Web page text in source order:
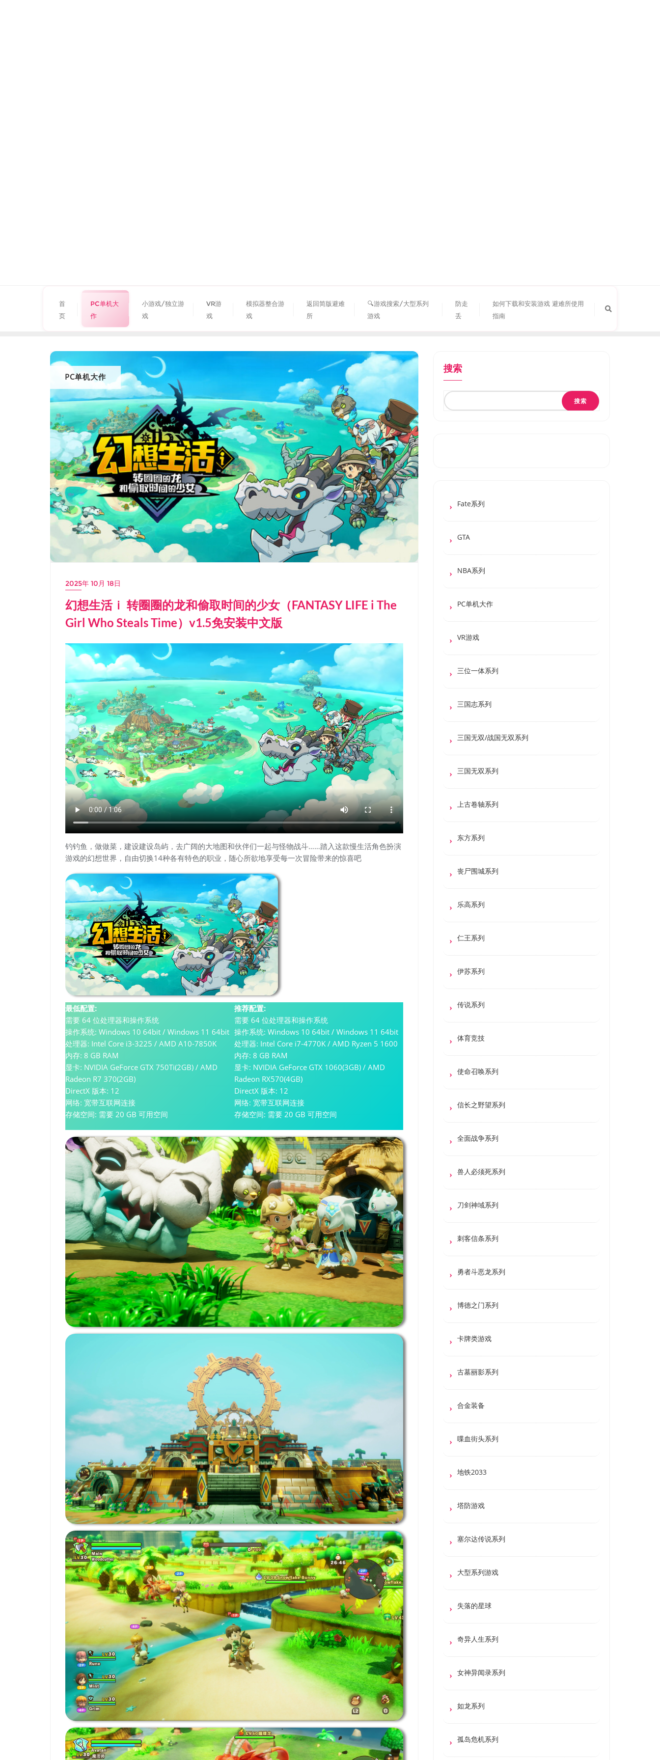
首
页
PC单机大
作
小游戏/独立游
戏
VR游
戏
模拟器整合游
戏
返回简版避难
所
🔍游戏搜索/大型系列
游戏
防走
丢
如何下载和安装游戏 避难所使用
指南
PC单机大作
2025年 10月 18日
幻想生活ｉ 转圈圈的龙和偷取时间的少女（FANTASY LIFE i The
Girl Who Steals Time）v1.5免安装中文版
钓钓鱼，做做菜，建设建设岛屿，去广阔的大地图和伙伴们一起与怪物战斗……踏入这款慢生活角色扮演
游戏的幻想世界，自由切换14种各有特色的职业，随心所欲地享受每一次冒险带来的惊喜吧
最低配置:
需要 64 位处理器和操作系统
操作系统: Windows 10 64bit / Windows 11 64bit
处理器: Intel Core i3-3225 / AMD A10-7850K
内存: 8 GB RAM
显卡: NVIDIA GeForce GTX 750Ti(2GB) / AMD
Radeon R7 370(2GB)
DirectX 版本: 12
网络: 宽带互联网连接
存储空间: 需要 20 GB 可用空间
推荐配置:
需要 64 位处理器和操作系统
操作系统: Windows 10 64bit / Windows 11 64bit
处理器: Intel Core i7-4770K / AMD Ryzen 5 1600
内存: 8 GB RAM
显卡: NVIDIA GeForce GTX 1060(3GB) / AMD
Radeon RX570(4GB)
DirectX 版本: 12
网络: 宽带互联网连接
存储空间: 需要 20 GB 可用空间
搜索
搜索
Fate系列
GTA
NBA系列
PC单机大作
VR游戏
三位一体系列
三国志系列
三国无双/战国无双系列
三国无双系列
上古卷轴系列
东方系列
丧尸围城系列
乐高系列
仁王系列
伊苏系列
传说系列
体育竞技
使命召唤系列
信长之野望系列
全面战争系列
兽人必须死系列
刀剑神域系列
刺客信条系列
勇者斗恶龙系列
博德之门系列
卡牌类游戏
古墓丽影系列
合金装备
喋血街头系列
地铁2033
塔防游戏
塞尔达传说系列
大型系列游戏
失落的星球
奇异人生系列
女神异闻录系列
如龙系列
孤岛危机系列